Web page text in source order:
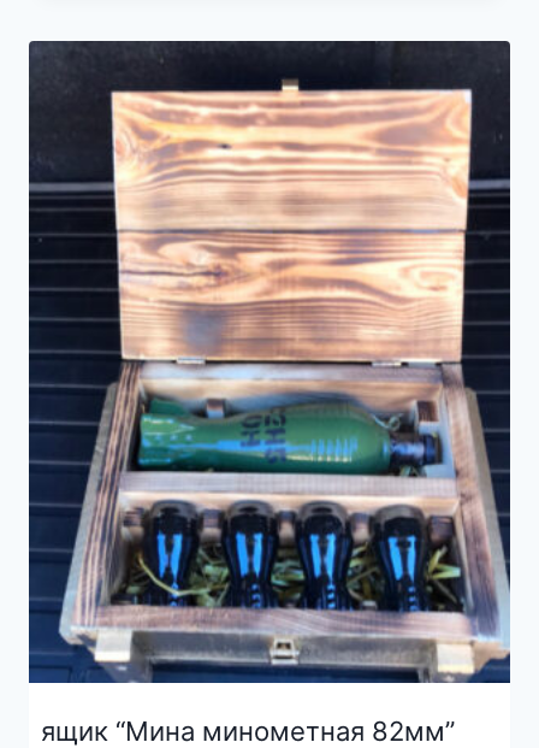
ящик “Мина минометная 82мм”